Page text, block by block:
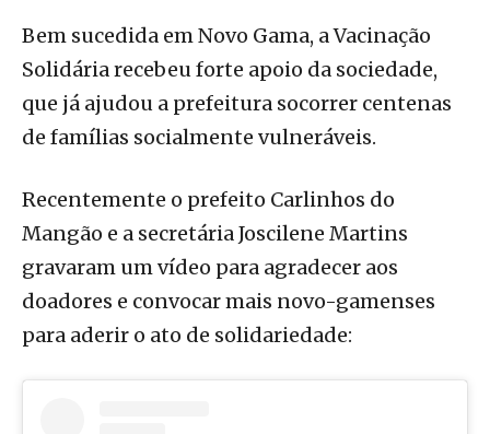
Bem sucedida em Novo Gama, a Vacinação
Solidária recebeu forte apoio da sociedade,
que já ajudou a prefeitura socorrer centenas
de famílias socialmente vulneráveis.
Recentemente o prefeito Carlinhos do
Mangão e a secretária Joscilene Martins
gravaram um vídeo para agradecer aos
doadores e convocar mais novo-gamenses
para aderir o ato de solidariedade: